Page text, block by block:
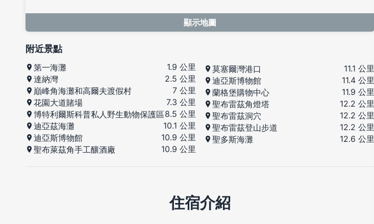
顯示地圖
附近景點
第一海灘
1.9 公里
達納灣
2.5 公里
巔峰角海灘和高爾夫渡假村
7 公里
花園大道賭場
7.3 公里
博特利爾斯科普私人野生動物保護區8.5 公里
迪亞茲海灘
10.1 公里
迪亞斯博物館
10.9 公里
聖布萊茲角手工釀酒廠
10.9 公里
莫塞爾灣港口
11.1 公里
迪亞斯博物館
11.4 公里
蘭格堡購物中心
11.9 公里
聖布雷茲角燈塔
12.2 公里
聖布雷茲洞穴
12.2 公里
聖布雷茲登山步道
12.2 公里
聖多斯海灘
12.6 公里
住宿介紹